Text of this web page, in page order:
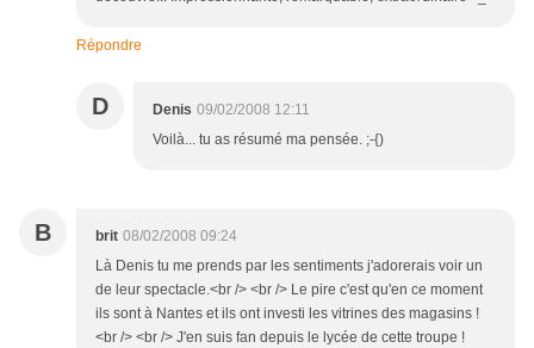
Répondre
D Denis 09/02/2008 12:11
Voilà... tu as résumé ma pensée. ;-{)
B brit 08/02/2008 09:24
Là Denis tu me prends par les sentiments j'adorerais voir un
de leur spectacle.<br /> <br /> Le pire c'est qu'en ce moment
ils sont à Nantes et ils ont investi les vitrines des magasins !
<br /> <br /> J'en suis fan depuis le lycée de cette troupe !